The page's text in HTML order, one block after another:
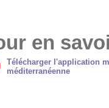
en
Télécharger l'application
méditerranéenne